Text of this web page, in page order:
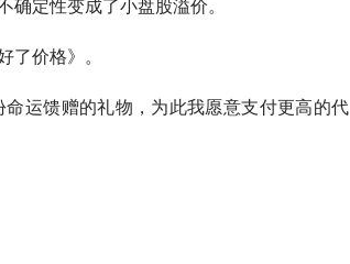
确定性变成了小盘股溢价。
了价格》。
运馈赠的礼物，为此我愿意支付更高的代